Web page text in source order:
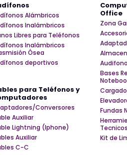
Alámbricos
Inalámbricos
Libres para Teléfonos
Inalámbricos
Ósea
deportivos
para Teléfonos y
Conversores
Auxiliar
Lightning (Iphone)
Auxiliar
C-C
Office
Zona
Bases
Fundas
Tecnicos
Kit de